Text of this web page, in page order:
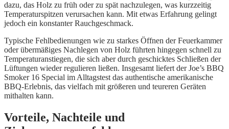
dazu, das Holz zu früh oder zu spät nachzulegen, was kurzzeitig
Temperaturspitzen verursachen kann. Mit etwas Erfahrung gelingt
jedoch ein konstanter Rauchgeschmack.
Typische Fehlbedienungen wie zu starkes Öffnen der Feuerkammer
oder übermäßiges Nachlegen von Holz führten hingegen schnell zu
Temperaturanstiegen, die sich aber durch geschicktes Schließen der
Lüftungen wieder regulieren ließen. Insgesamt liefert der Joe’s BBQ
Smoker 16 Special im Alltagstest das authentische amerikanische
BBQ-Erlebnis, das vielfach mit größeren und teureren Geräten
mithalten kann.
Vorteile, Nachteile und